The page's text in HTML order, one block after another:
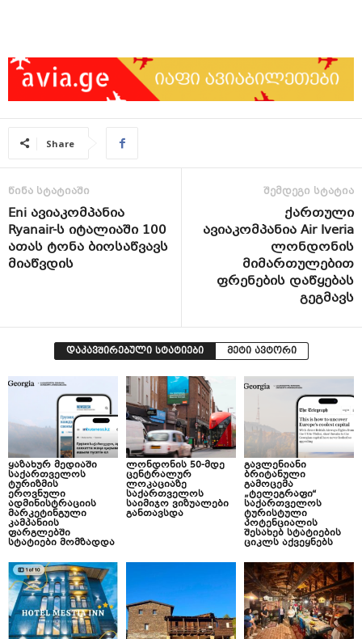
Share
წინა სტატიაში
Eni ავიაკომპანია
Ryanair-ს იტალიაში 100
ათას ტონა ბიოსაწვავს
მიაწვდის
შემდეგი სტატია
ქართული
ავიაკომპანია Air Iveria
ლონდონის
მიმართულებით
ფრენების დაწყებას
გეგმავს
დაკავშირებული სტატიები მეტი ავტორი
ყაზახურ მედიაში
საქართველოს
ტურიზმის
ეროვნული
ადმინისტრაციის
მარკეტინგული
კამპანიის
ფარგლებში
სტატიები მომზადდა
ლონდონის 50-მდე
ცენტრალურ
ლოკაციაზე
საქართველოს
საიმიჯო ვიზუალები
განთავსდა
გავლენიანი
ბრიტანული
გამოცემა
„ტელეგრაფი“
საქართველოს
ტურისტული
პოტენციალის
შესახებ სტატიების
ციკლს აქვეყნებს